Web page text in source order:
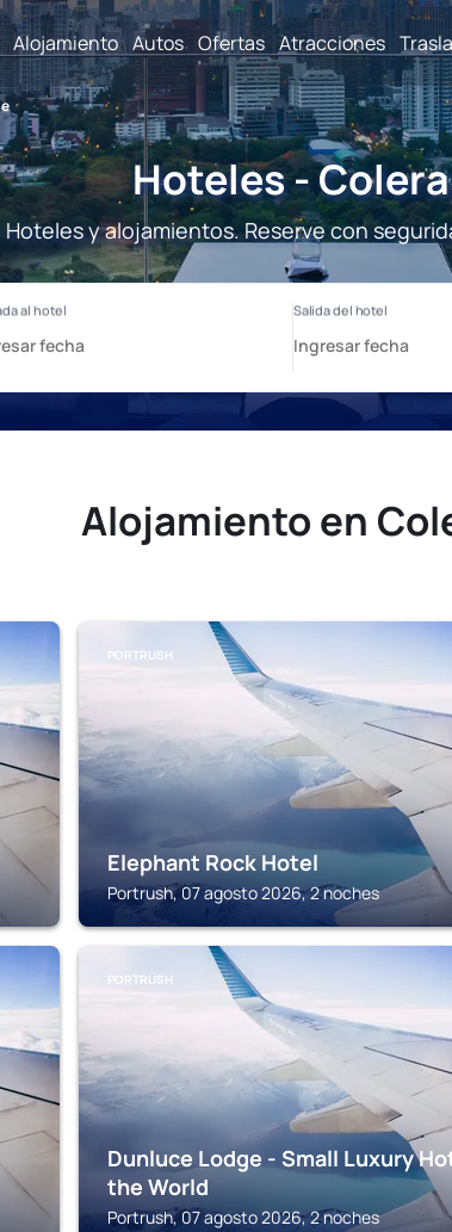
Alojamiento Autos Ofertas Atracciones
Hoteles -
y alojamientos. Reserve con
Alojamiento en
PORTRUSH
Elephant Rock Hotel
Portrush, 07 agosto 2026, 2 noches
PORTRUSH
Dunluce Lodge - Small Luxury
the World
Portrush, 07 agosto 2026, 2 noches